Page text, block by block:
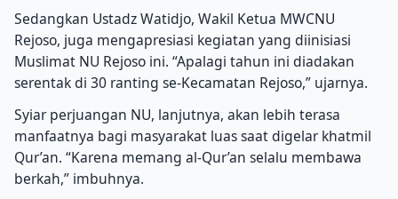
Sedangkan Ustadz Watidjo, Wakil Ketua MWCNU
Rejoso, juga mengapresiasi kegiatan yang diinisiasi
Muslimat NU Rejoso ini. “Apalagi tahun ini diadakan
serentak di 30 ranting se-Kecamatan Rejoso,” ujarnya.
Syiar perjuangan NU, lanjutnya, akan lebih terasa
manfaatnya bagi masyarakat luas saat digelar khatmil
Qur’an. “Karena memang al-Qur’an selalu membawa
berkah,” imbuhnya.